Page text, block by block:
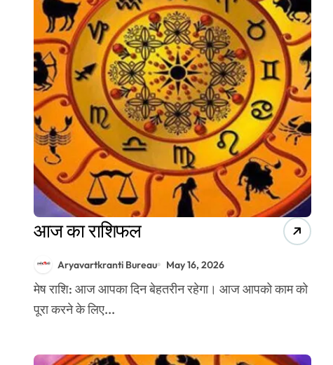
आज का राशिफल
Aryavartkranti Bureau May 16, 2026
मेष राशि: आज आपका दिन बेहतरीन रहेगा। आज आपको काम को
पूरा करने के लिए...